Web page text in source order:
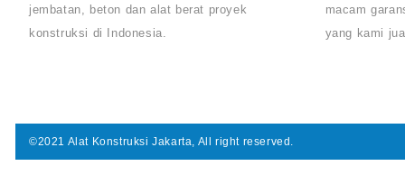
jembatan, beton dan alat berat proyek
konstruksi di Indonesia.
macam
yang kami
©2021 Alat Konstruksi Jakarta, All right reserved.